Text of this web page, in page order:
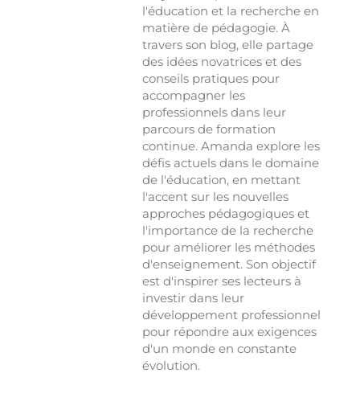
l'éducation et la recherche en
matière de pédagogie. À
travers son blog, elle partage
des idées novatrices et des
conseils pratiques pour
accompagner les
professionnels dans leur
parcours de formation
continue. Amanda explore les
défis actuels dans le domaine
de l'éducation, en mettant
l'accent sur les nouvelles
approches pédagogiques et
l'importance de la recherche
pour améliorer les méthodes
d'enseignement. Son objectif
est d'inspirer ses lecteurs à
investir dans leur
développement professionnel
pour répondre aux exigences
d'un monde en constante
évolution.